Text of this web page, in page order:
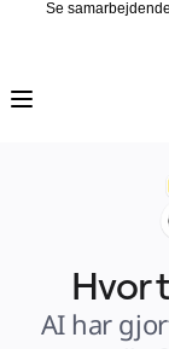
Se
Hvor
AI har